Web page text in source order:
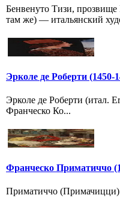
Бенвенуто Тизи, прозвище
там же) — итальянский
Эрколе де Роберти (1450-
Эрколе де Роберти (итал.
Франческо Ко...
Франческо Приматиччо
Приматиччо (Примачицци)